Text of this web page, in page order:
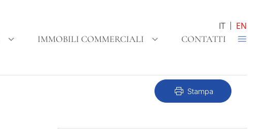
IT
EN
IMMOBILI COMMERCIALI CONTATTI
print Stampa